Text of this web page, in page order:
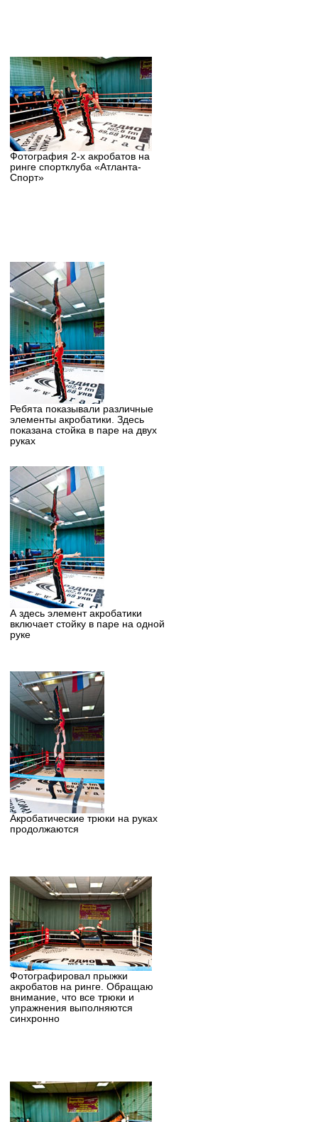
Фотография 2-х акробатов на
ринге спортклуба «Атланта-
Спорт»
Ребята показывали различные
элементы акробатики. Здесь
показана стойка в паре на двух
руках
А здесь элемент акробатики
включает стойку в паре на одной
руке
Акробатические трюки на руках
продолжаются
Фотографировал прыжки
акробатов на ринге. Обращаю
внимание, что все трюки и
упражнения выполняются
синхронно